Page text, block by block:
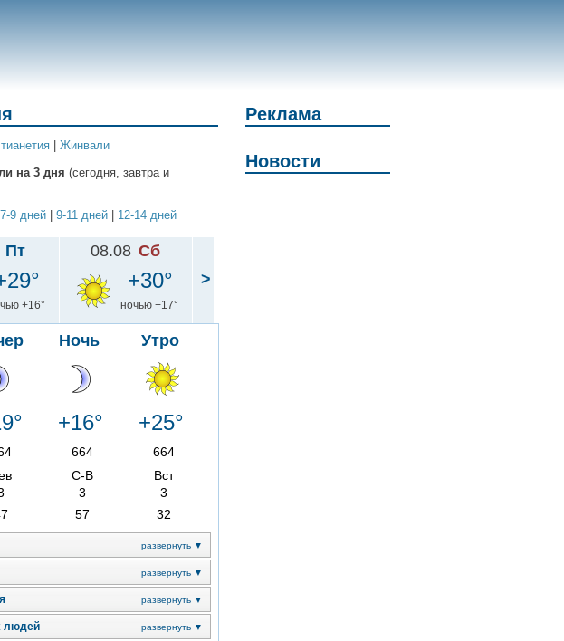
Жинвали
на 3 дня (сегодня, завтра и
7-9 дней 9-11 дней 12-14 дней
Ночь Утро
+16° +25°
664 664
С-В Вст
3 3
57 32
развернуть ▼
развернуть ▼
развернуть ▼
людей развернуть ▼
Пт
+16°
08.08 Сб
+30°
ночью +17°
>
Реклама
Новости